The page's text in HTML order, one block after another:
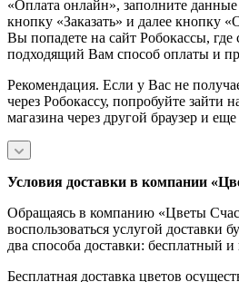
«Оплата онлайн», заполните
кнопку «Заказать» и далее кнопку
Вы попадете на сайт Робокассы, где
подходящий Вам способ оплаты и
Рекомендация. Если у Вас не
через Робокассу, попробуйте зайти
магазина через другой браузер и
Условия доставки в компании
Обращаясь в компанию «Цветы
воспользоваться услугой доставки
два способа доставки: бесплатный
Бесплатная доставка цветов